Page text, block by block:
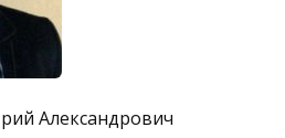
Александрович